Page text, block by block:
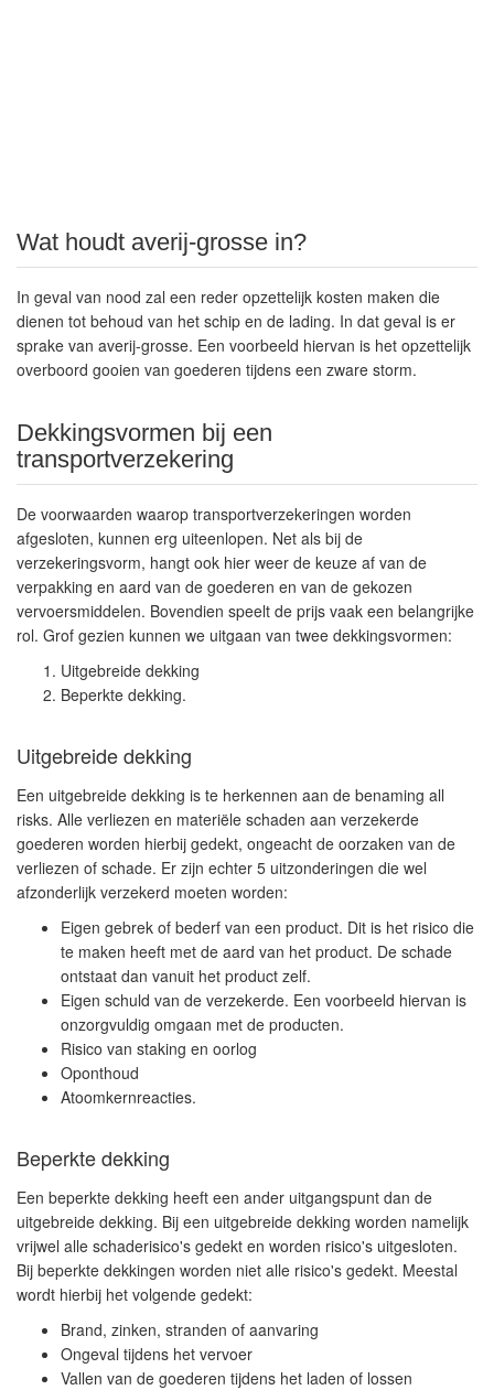
Wat houdt averij-grosse in?
In geval van nood zal een reder opzettelijk kosten maken die
dienen tot behoud van het schip en de lading. In dat geval is er
sprake van averij-grosse. Een voorbeeld hiervan is het opzettelijk
overboord gooien van goederen tijdens een zware storm.
Dekkingsvormen bij een
transportverzekering
De voorwaarden waarop transportverzekeringen worden
afgesloten, kunnen erg uiteenlopen. Net als bij de
verzekeringsvorm, hangt ook hier weer de keuze af van de
verpakking en aard van de goederen en van de gekozen
vervoersmiddelen. Bovendien speelt de prijs vaak een belangrijke
rol. Grof gezien kunnen we uitgaan van twee dekkingsvormen:
Uitgebreide dekking
Beperkte dekking.
Uitgebreide dekking
Een uitgebreide dekking is te herkennen aan de benaming all
risks. Alle verliezen en materiële schaden aan verzekerde
goederen worden hierbij gedekt, ongeacht de oorzaken van de
verliezen of schade. Er zijn echter 5 uitzonderingen die wel
afzonderlijk verzekerd moeten worden:
Eigen gebrek of bederf van een product. Dit is het risico die
te maken heeft met de aard van het product. De schade
ontstaat dan vanuit het product zelf.
Eigen schuld van de verzekerde. Een voorbeeld hiervan is
onzorgvuldig omgaan met de producten.
Risico van staking en oorlog
Oponthoud
Atoomkernreacties.
Beperkte dekking
Een beperkte dekking heeft een ander uitgangspunt dan de
uitgebreide dekking. Bij een uitgebreide dekking worden namelijk
vrijwel alle schaderisico's gedekt en worden risico's uitgesloten.
Bij beperkte dekkingen worden niet alle risico's gedekt. Meestal
wordt hierbij het volgende gedekt:
Brand, zinken, stranden of aanvaring
Ongeval tijdens het vervoer
Vallen van de goederen tijdens het laden of lossen